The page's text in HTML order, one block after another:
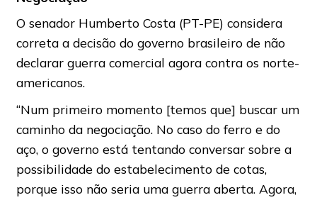
O senador Humberto Costa (PT-PE) considera
correta a decisão do governo brasileiro de não
declarar guerra comercial agora contra os norte-
americanos.
“Num primeiro momento [temos que] buscar um
caminho da negociação. No caso do ferro e do
aço, o governo está tentando conversar sobre a
possibilidade do estabelecimento de cotas,
porque isso não seria uma guerra aberta. Agora,